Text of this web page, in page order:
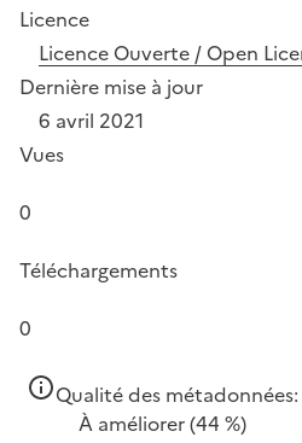
Licence
Licence Ouverte / Open
Dernière mise à jour
6 avril 2021
Vues
0
Téléchargements
0
Qualité des métadonnées:
À améliorer(44 %)